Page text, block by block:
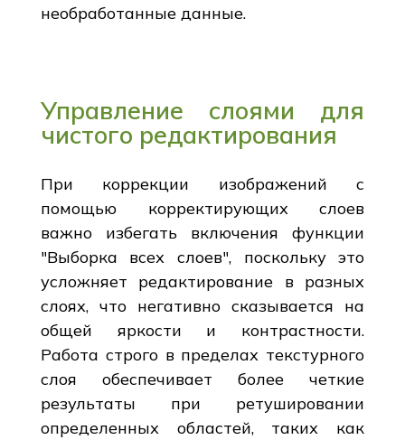
необработанные данные.
Управление слоями для
чистого редактирования
При коррекции изображений с
помощью корректирующих слоев
важно избегать включения функции
"Выборка всех слоев", поскольку это
усложняет редактирование в разных
слоях, что негативно сказывается на
общей яркости и контрастности.
Работа строго в пределах текстурного
слоя обеспечивает более четкие
результаты при ретушировании
определенных областей, таких как